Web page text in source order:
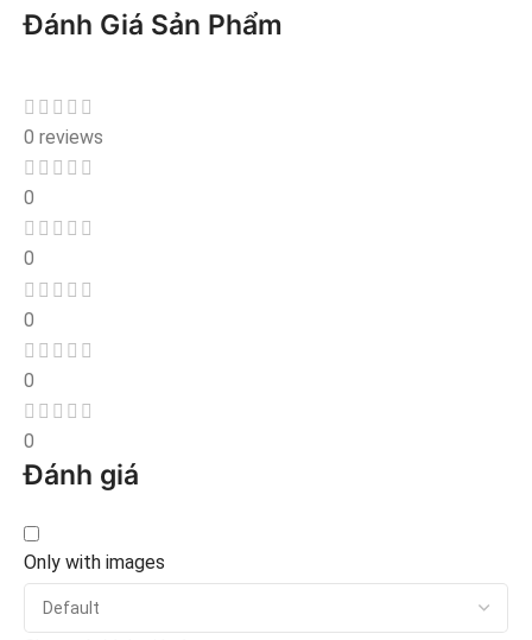
Đánh Giá Sản Phẩm
0 reviews
0
0
0
0
0
Đánh giá
Only with images